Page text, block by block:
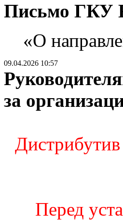
Письмо ГКУ
«О
09.04.2026 10:57
за
Перед